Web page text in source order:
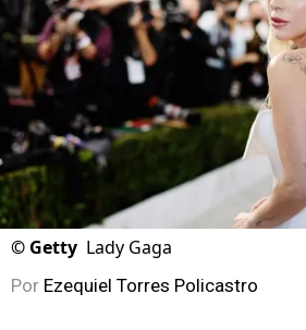
© Getty Lady Gaga
Por Ezequiel Torres Policastro